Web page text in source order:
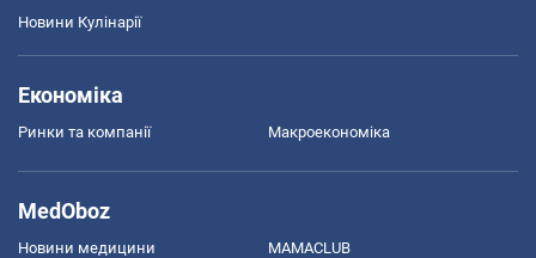
Новини Кулінарії
Економіка
Ринки та компанії Макроекономіка
MedOboz
Новини медицини MAMACLUB